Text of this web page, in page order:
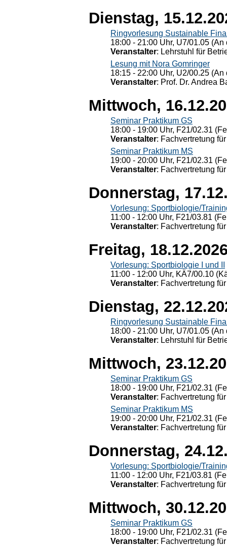
Dienstag,
Ringvorlesung Sustainable
18:00 - 21:00 Uhr, U7/01.05
Veranstalter: Lehrstuhl für
Lesung mit Nora Gomringer
18:15 - 22:00 Uhr, U2/00.25
Veranstalter: Prof. Dr. Andrea
Mittwoch,
Seminar Praktikum GS
18:00 - 19:00 Uhr, F21/02.31
Veranstalter: Fachvertretung
Seminar Praktikum MS
19:00 - 20:00 Uhr, F21/02.31
Veranstalter: Fachvertretung
Donnerstag,
Vorlesung: Sportbiologie/
11:00 - 12:00 Uhr, F21/03.81
Veranstalter: Fachvertretung
Freitag,
Vorlesung: Sportbiologie I und II
11:00 - 12:00 Uhr, KÄ7/00.10
Veranstalter: Fachvertretung
Dienstag,
Ringvorlesung Sustainable
18:00 - 21:00 Uhr, U7/01.05
Veranstalter: Lehrstuhl für
Mittwoch,
Seminar Praktikum GS
18:00 - 19:00 Uhr, F21/02.31
Veranstalter: Fachvertretung
Seminar Praktikum MS
19:00 - 20:00 Uhr, F21/02.31
Veranstalter: Fachvertretung
Donnerstag,
Vorlesung: Sportbiologie/
11:00 - 12:00 Uhr, F21/03.81
Veranstalter: Fachvertretung
Mittwoch,
Seminar Praktikum GS
18:00 - 19:00 Uhr, F21/02.31
Veranstalter: Fachvertretung